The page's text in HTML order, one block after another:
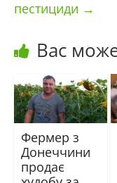
пестициди →
Вас
Фермер з
Донеччини
продає